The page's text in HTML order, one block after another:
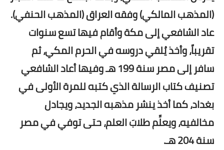
(المذهب المالكي) وفقه العراق (المذهب الحنفي).
عاد الشافعي إلى مكة وأقام فيها تسع سنوات
تقريباً، وأخذ يُلقي دروسه في الحرم المكي، ثم
سافر إلى مصر سنة 199 هـ وفيها أعاد الشافعي
تصنيف كتاب الرسالة الذي كتبه للمرة الأولى في
بغداد، كما أخذ ينشر مذهبه الجديد، ويجادل
مخالفيه، ويعلِّم طلابَ العلم، حتى توفي في مصر
سنة 204 هـ.